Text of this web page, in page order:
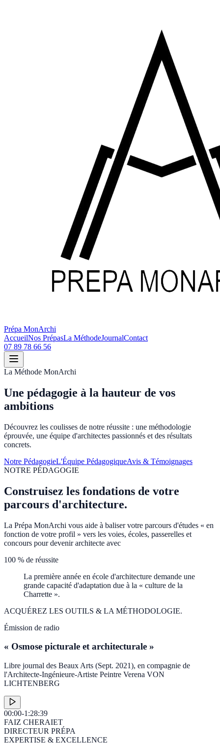
Prépa MonArchi
AccueilNos PrépasLa MéthodeJournalContact
07 89 78 66 56
La Méthode MonArchi
Une pédagogie à la hauteur de vos
ambitions
Découvrez les coulisses de notre réussite : une méthodologie
éprouvée, une équipe d'architectes passionnés et des résultats
concrets.
Notre PédagogieL'Équipe PédagogiqueAvis & Témoignages
NOTRE PÉDAGOGIE
Construisez les fondations de votre
parcours d'architecture.
La Prépa MonArchi vous aide à baliser votre parcours d'études « en
fonction de votre profil » vers les voies, écoles, passerelles et
concours pour devenir architecte avec
100 % de réussite
La première année en école d'architecture demande une
grande capacité d'adaptation due à la « culture de la
Charrette ».
ACQUÉREZ LES OUTILS & LA MÉTHODOLOGIE.
Émission de radio
« Osmose picturale et architecturale »
Libre journal des Beaux Arts (Sept. 2021), en compagnie de
l'Architecte-Ingénieure-Artiste Peintre Verena VON
LICHTENBERG
00:00-1:28:39
FAIZ CHERAIET
DIRECTEUR PRÉPA
EXPERTISE & EXCELLENCE